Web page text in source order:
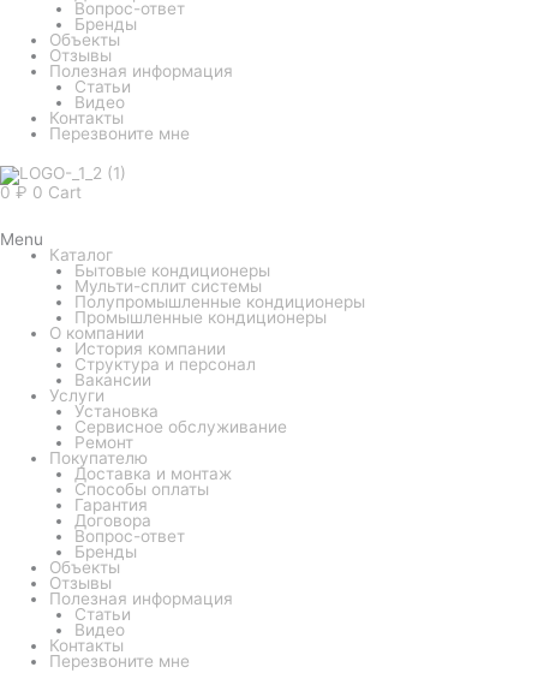
Вопрос-ответ
Бренды
Объекты
Отзывы
Полезная информация
Статьи
Видео
Контакты
Перезвоните мне
0 ₽ 0 Cart
Menu
Каталог
Бытовые кондиционеры
Мульти-сплит системы
Полупромышленные кондиционеры
Промышленные кондиционеры
О компании
История компании
Структура и персонал
Вакансии
Услуги
Установка
Сервисное обслуживание
Ремонт
Покупателю
Доставка и монтаж
Способы оплаты
Гарантия
Договора
Вопрос-ответ
Бренды
Объекты
Отзывы
Полезная информация
Статьи
Видео
Контакты
Перезвоните мне